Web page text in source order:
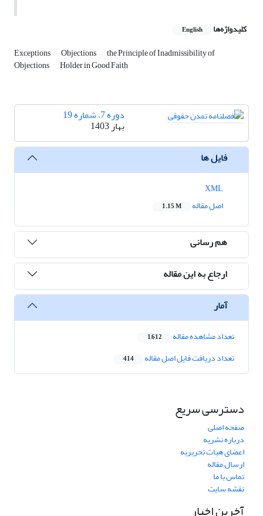
کلیدواژه‌ها English
Exceptions Objections the Principle of Inadmissibility of
Objections Holder in Good Faith
دوره 7، شماره 19
بهار 1403
فایل ها
اصل مقاله
1.15 M
هم رسانی
ارجاع به این مقاله
آمار
تعداد مشاهده مقاله 1,612
تعداد دریافت فایل اصل مقاله 414
دسترسی سریع
صفحه اصلی
درباره نشریه
اعضای هیات تحریریه
ارسال مقاله
تماس با ما
نقشه سایت
آخرین اخبار